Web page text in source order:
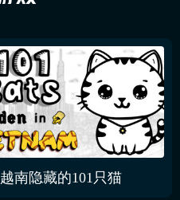
越南隐藏的101只猫